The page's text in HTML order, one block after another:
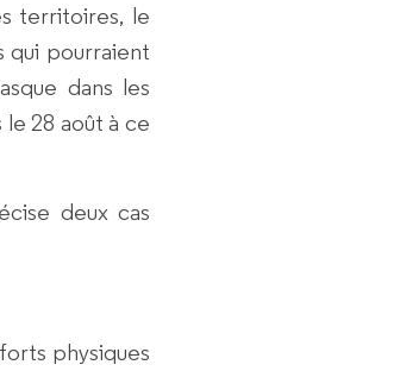
territoires, le
qui pourraient
dans les
le 28 août à ce
deux cas
physiques